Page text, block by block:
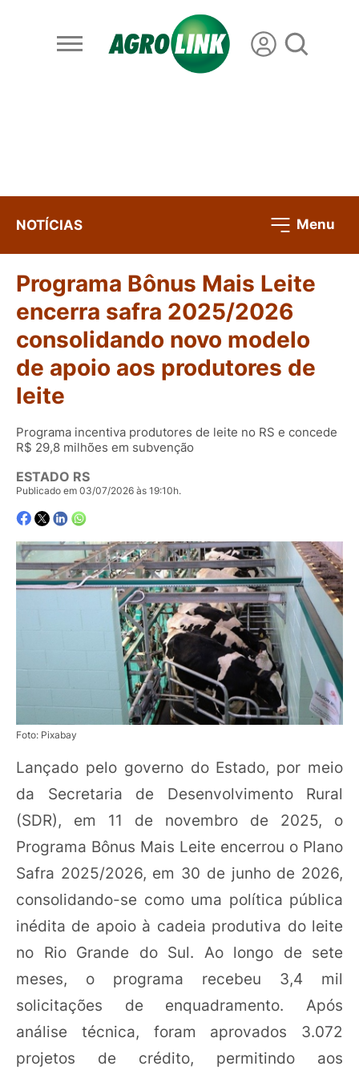
NOTÍCIAS Menu
Programa Bônus Mais Leite
encerra safra 2025/2026
consolidando novo modelo
de apoio aos produtores de
leite
Programa incentiva produtores de leite no RS e concede
R$ 29,8 milhões em subvenção
ESTADO RS
Publicado em 03/07/2026 às 19:10h.
Foto: Pixabay
Lançado pelo governo do Estado, por meio
da Secretaria de Desenvolvimento Rural
(SDR), em 11 de novembro de 2025, o
Programa Bônus Mais Leite encerrou o Plano
Safra 2025/2026, em 30 de junho de 2026,
consolidando-se como uma política pública
inédita de apoio à cadeia produtiva do leite
no Rio Grande do Sul. Ao longo de sete
meses, o programa recebeu 3,4 mil
solicitações de enquadramento. Após
análise técnica, foram aprovados 3.072
projetos de crédito, permitindo aos